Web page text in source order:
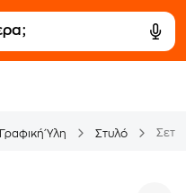
Γραφική Ύλη Στυλό Σετ